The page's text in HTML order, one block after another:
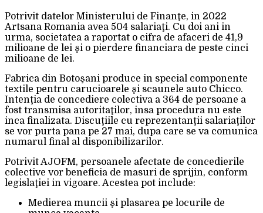
Potrivit datelor Ministerului de Finanţe, in 2022
Artsana Romania avea 504 salariaţi. Cu doi ani in
urma, societatea a raportat o cifra de afaceri de 41,9
milioane de lei şi o pierdere financiara de peste cinci
milioane de lei.
Fabrica din Botoşani produce in special componente
textile pentru carucioarele şi scaunele auto Chicco.
Intenţia de concediere colectiva a 364 de persoane a
fost transmisa autoritaţilor, insa procedura nu este
inca finalizata. Discuţiile cu reprezentanţii salariaţilor
se vor purta pana pe 27 mai, dupa care se va comunica
numarul final al disponibilizarilor.
Potrivit AJOFM, persoanele afectate de concedierile
colective vor beneficia de masuri de sprijin, conform
legislaţiei in vigoare. Acestea pot include:
Medierea muncii şi plasarea pe locurile de